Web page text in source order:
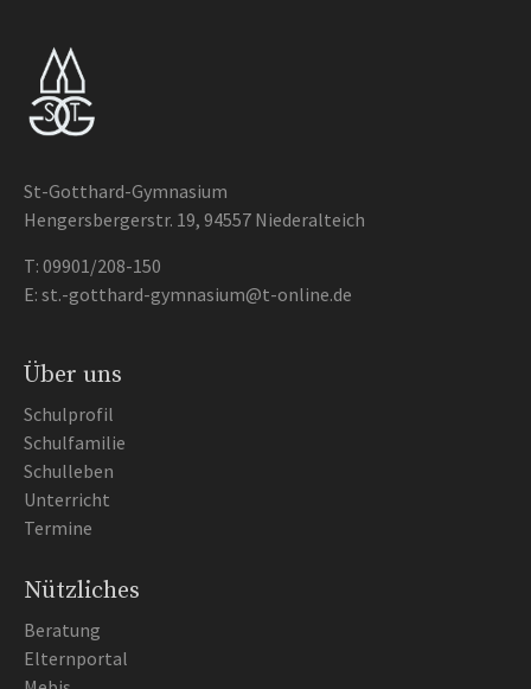
St-Gotthard-Gymnasium
Hengersbergerstr. 19, 94557 Niederalteich
T: 09901/208-150
E: st.-gotthard-gymnasium@t-online.de
Über uns
Schulprofil
Schulfamilie
Schulleben
Unterricht
Termine
Nützliches
Beratung
Elternportal